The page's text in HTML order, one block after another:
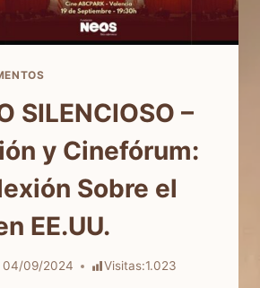
SILENCIOSO –
y Cinefórum:
Sobre el
EE.UU.
04/09/2024 Visitas:1.023